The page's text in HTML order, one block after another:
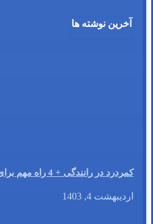
آخرین نوشته ها
کمردرد در رانندگی + 4 راه مهم برای پیشگیری از کمردرد هنگام رانندگی
اردیبهشت 4, 1403